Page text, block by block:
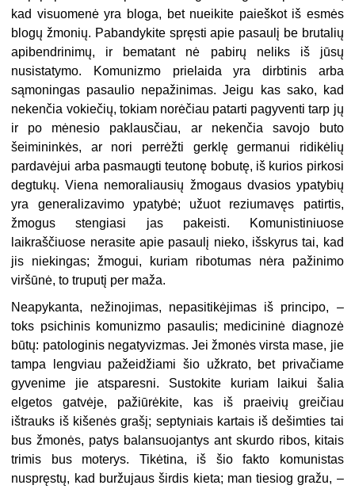
kad visuomenė yra bloga, bet nueikite paieškot iš esmės
blogų žmonių. Pabandykite spręsti apie pasaulį be brutalių
apibendrinimų, ir bematant nė pabirų neliks iš jūsų
nusistatymo. Komunizmo prielaida yra dirbtinis arba
sąmoningas pasaulio nepažinimas. Jeigu kas sako, kad
nekenčia vokiečių, tokiam norėčiau patarti pagyventi tarp jų
ir po mėnesio paklausčiau, ar nekenčia savojo buto
šeimininkės, ar nori perrėžti gerklę germanui ridikėlių
pardavėjui arba pasmaugti teutonę bobutę, iš kurios pirkosi
degtukų. Viena nemoraliausių žmogaus dvasios ypatybių
yra generalizavimo ypatybė; užuot reziumavęs patirtis,
žmogus stengiasi jas pakeisti. Komunistiniuose
laikraščiuose nerasite apie pasaulį nieko, išskyrus tai, kad
jis niekingas; žmogui, kuriam ribotumas nėra pažinimo
viršūnė, to truputį per maža.
Neapykanta, nežinojimas, nepasitikėjimas iš principo, –
toks psichinis komunizmo pasaulis; medicininė diagnozė
būtų: patologinis negatyvizmas. Jei žmonės virsta mase, jie
tampa lengviau pažeidžiami šio užkrato, bet privačiame
gyvenime jie atsparesni. Sustokite kuriam laikui šalia
elgetos gatvėje, pažiūrėkite, kas iš praeivių greičiau
ištrauks iš kišenės grašį; septyniais kartais iš dešimties tai
bus žmonės, patys balansuojantys ant skurdo ribos, kitais
trimis bus moterys. Tikėtina, iš šio fakto komunistas
nuspręstų, kad buržujaus širdis kieta; man tiesiog gražu, –